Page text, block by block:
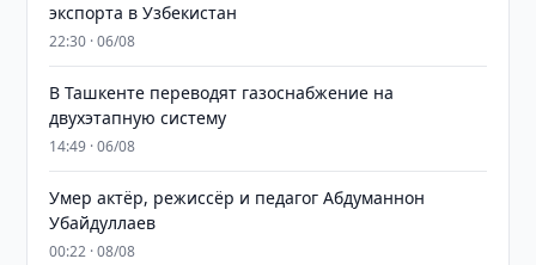
экспорта в Узбекистан
22:30 · 06/08
В Ташкенте переводят газоснабжение на
двухэтапную систему
14:49 · 06/08
Умер актёр, режиссёр и педагог Абдуманнон
Убайдуллаев
00:22 · 08/08